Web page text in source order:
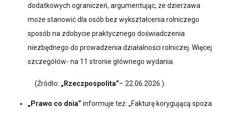
dodatkowych ograniczeń, argumentując, że dzierżawa
może stanowić dla osób bez wykształcenia rolniczego
sposób na zdobycie praktycznego doświadczenia
niezbędnego do prowadzenia działalności rolniczej. Więcej
szczegółów- na 11 stronie głównego wydania.
(Źródło: „Rzeczpospolita”– 22.06.2026.).
„Prawo co dnia” informuje też: „Fakturę korygującą spoza